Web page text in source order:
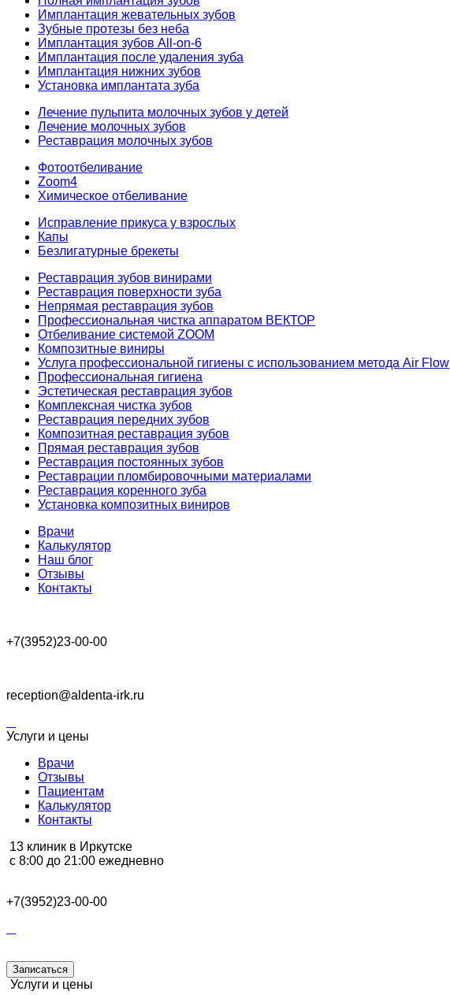
Имплантация жевательных зубов
Зубные протезы без неба
Имплантация зубов All-on-6
Имплантация после удаления зуба
Имплантация нижних зубов
Установка имплантата зуба
Лечение пульпита молочных зубов у детей
Лечение молочных зубов
Реставрация молочных зубов
Фотоотбеливание
Zoom4
Химическое отбеливание
Исправление прикуса у взрослых
Капы
Безлигатурные брекеты
Реставрация зубов винирами
Реставрация поверхности зуба
Непрямая реставрация зубов
Профессиональная чистка аппаратом ВЕКТОР
Отбеливание системой ZOOM
Композитные виниры
Услуга профессиональной гигиены с использованием метода Air Flow
Профессиональная гигиена
Эстетическая реставрация зубов
Комплексная чистка зубов
Реставрация передних зубов
Композитная реставрация зубов
Прямая реставрация зубов
Реставрация постоянных зубов
Реставрации пломбировочными материалами
Реставрация коренного зуба
Установка композитных виниров
Врачи
Калькулятор
Наш блог
Отзывы
Контакты
+7(3952)23-00-00
reception@aldenta-irk.ru
Услуги и цены
Врачи
Отзывы
Пациентам
Калькулятор
Контакты
13 клиник в Иркутске
с 8:00 до 21:00 ежедневно
+7(3952)23-00-00
Записаться
Услуги и цены